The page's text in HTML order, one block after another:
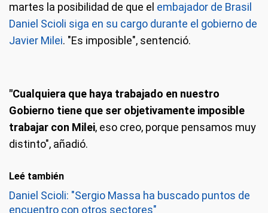
martes la posibilidad de que el embajador de Brasil
Daniel Scioli siga en su cargo durante el gobierno de
Javier Milei. "Es imposible", sentenció.
"Cualquiera que haya trabajado en nuestro
Gobierno tiene que ser objetivamente imposible
trabajar con Milei, eso creo, porque pensamos muy
distinto", añadió.
Leé también
Daniel Scioli: "Sergio Massa ha buscado puntos de
encuentro con otros sectores"